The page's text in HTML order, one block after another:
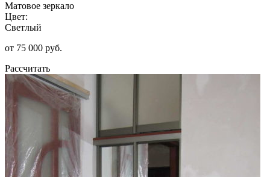
Матовое зеркало
Цвет:
Светлый
от 75 000 руб.
Рассчитать